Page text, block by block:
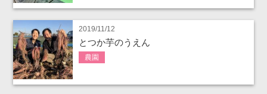
2019/11/12
とつか芋のうえん
農園